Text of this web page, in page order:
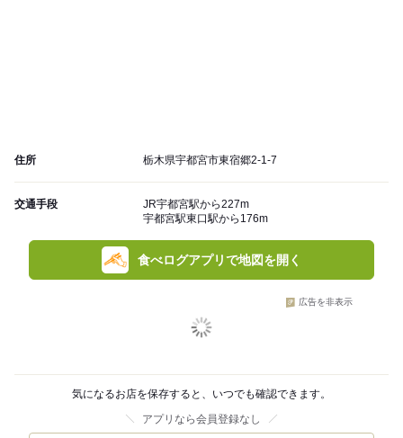
住所 栃木県宇都宮市東宿郷2-1-7
交通手段
JR宇都宮駅から227m
宇都宮駅東口駅から176m
食べログアプリで地図を開く
広告を非表示
気になるお店を保存すると、いつでも確認できます。
アプリなら会員登録なし